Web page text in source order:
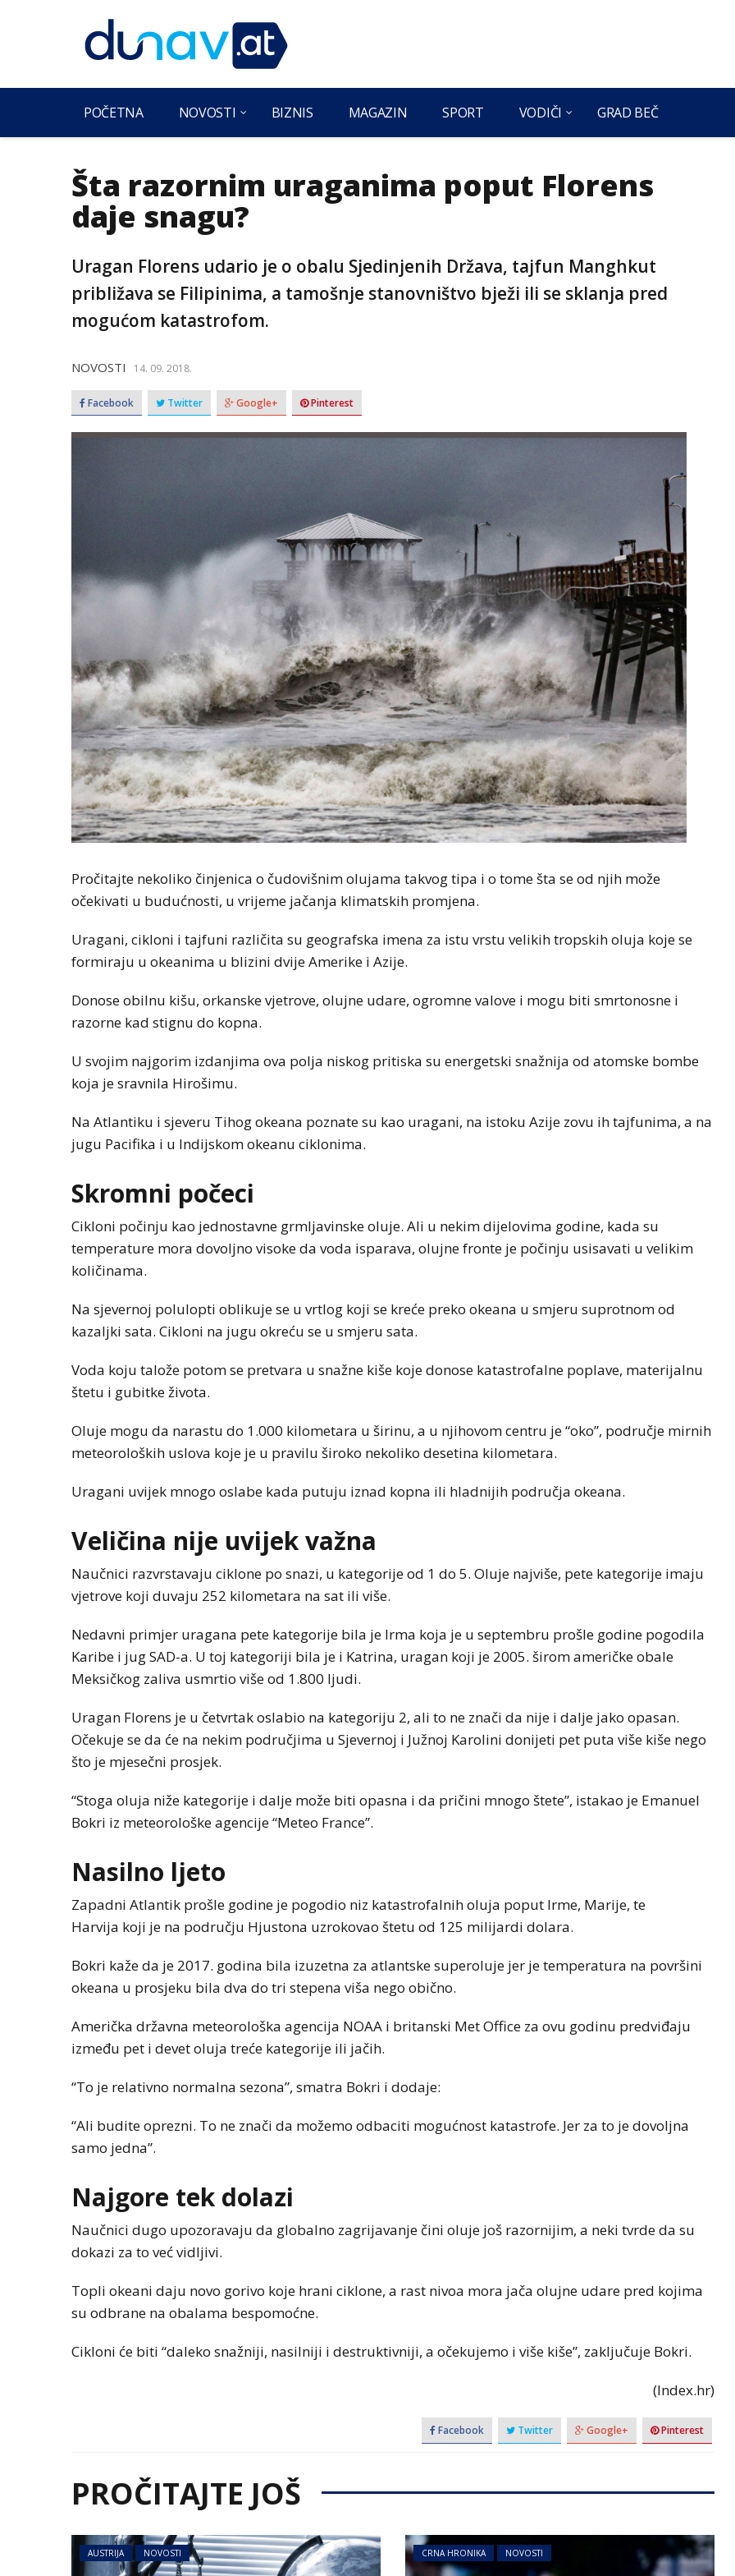
POČETNA NOVOSTI BIZNIS MAGAZIN SPORT VODIČI GRAD BEČ
Šta razornim uraganima poput Florens
daje snagu?
Uragan Florens udario je o obalu Sjedinjenih Država, tajfun Manghkut
približava se Filipinima, a tamošnje stanovništvo bježi ili se sklanja pred
mogućom katastrofom.
NOVOSTI 14. 09. 2018.
Facebook Twitter Google+ Pinterest
Pročitajte nekoliko činjenica o čudovišnim olujama takvog tipa i o tome šta se od njih može
očekivati u budućnosti, u vrijeme jačanja klimatskih promjena.
Uragani, cikloni i tajfuni različita su geografska imena za istu vrstu velikih tropskih oluja koje se
formiraju u okeanima u blizini dvije Amerike i Azije.
Donose obilnu kišu, orkanske vjetrove, olujne udare, ogromne valove i mogu biti smrtonosne i
razorne kad stignu do kopna.
U svojim najgorim izdanjima ova polja niskog pritiska su energetski snažnija od atomske bombe
koja je sravnila Hirošimu.
Na Atlantiku i sjeveru Tihog okeana poznate su kao uragani, na istoku Azije zovu ih tajfunima, a na
jugu Pacifika i u Indijskom okeanu ciklonima.
Skromni počeci
Cikloni počinju kao jednostavne grmljavinske oluje. Ali u nekim dijelovima godine, kada su
temperature mora dovoljno visoke da voda isparava, olujne fronte je počinju usisavati u velikim
količinama.
Na sjevernoj polulopti oblikuje se u vrtlog koji se kreće preko okeana u smjeru suprotnom od
kazaljki sata. Cikloni na jugu okreću se u smjeru sata.
Voda koju talože potom se pretvara u snažne kiše koje donose katastrofalne poplave, materijalnu
štetu i gubitke života.
Oluje mogu da narastu do 1.000 kilometara u širinu, a u njihovom centru je “oko”, područje mirnih
meteoroloških uslova koje je u pravilu široko nekoliko desetina kilometara.
Uragani uvijek mnogo oslabe kada putuju iznad kopna ili hladnijih područja okeana.
Veličina nije uvijek važna
Naučnici razvrstavaju ciklone po snazi, u kategorije od 1 do 5. Oluje najviše, pete kategorije imaju
vjetrove koji duvaju 252 kilometara na sat ili više.
Nedavni primjer uragana pete kategorije bila je Irma koja je u septembru prošle godine pogodila
Karibe i jug SAD-a. U toj kategoriji bila je i Katrina, uragan koji je 2005. širom američke obale
Meksičkog zaliva usmrtio više od 1.800 ljudi.
Uragan Florens je u četvrtak oslabio na kategoriju 2, ali to ne znači da nije i dalje jako opasan.
Očekuje se da će na nekim područjima u Sjevernoj i Južnoj Karolini donijeti pet puta više kiše nego
što je mjesečni prosjek.
“Stoga oluja niže kategorije i dalje može biti opasna i da pričini mnogo štete”, istakao je Emanuel
Bokri iz meteorološke agencije “Meteo France”.
Nasilno ljeto
Zapadni Atlantik prošle godine je pogodio niz katastrofalnih oluja poput Irme, Marije, te
Harvija koji je na području Hjustona uzrokovao štetu od 125 milijardi dolara.
Bokri kaže da je 2017. godina bila izuzetna za atlantske superoluje jer je temperatura na površini
okeana u prosjeku bila dva do tri stepena viša nego obično.
Američka državna meteorološka agencija NOAA i britanski Met Office za ovu godinu predviđaju
između pet i devet oluja treće kategorije ili jačih.
“To je relativno normalna sezona”, smatra Bokri i dodaje:
“Ali budite oprezni. To ne znači da možemo odbaciti mogućnost katastrofe. Jer za to je dovoljna
samo jedna”.
Najgore tek dolazi
Naučnici dugo upozoravaju da globalno zagrijavanje čini oluje još razornijim, a neki tvrde da su
dokazi za to već vidljivi.
Topli okeani daju novo gorivo koje hrani ciklone, a rast nivoa mora jača olujne udare pred kojima
su odbrane na obalama bespomoćne.
Cikloni će biti “daleko snažniji, nasilniji i destruktivniji, a očekujemo i više kiše”, zaključuje Bokri.
(Index.hr)
Facebook Twitter Google+ Pinterest
PROČITAJTE JOŠ
AUSTRIJA NOVOSTI CRNA HRONIKA NOVOSTI